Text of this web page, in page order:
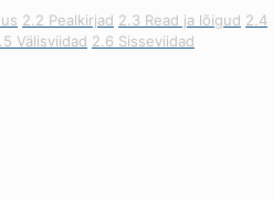
2.2 Pealkirjad 2.3 Read ja lõigud 2.4
Välisviidad 2.6 Sisseviidad